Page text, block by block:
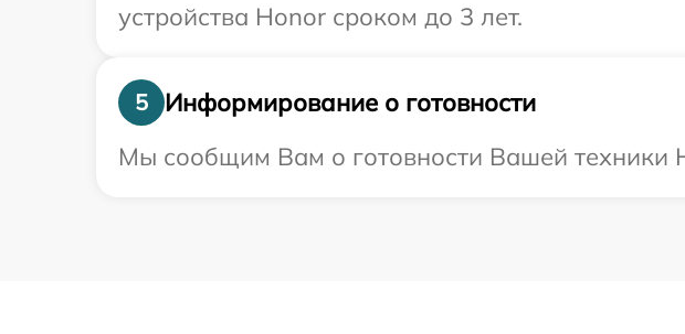
устройства Honor сроком до 3 лет.
5
Информирование о готовности
Мы сообщим Вам о готовности Вашей техники